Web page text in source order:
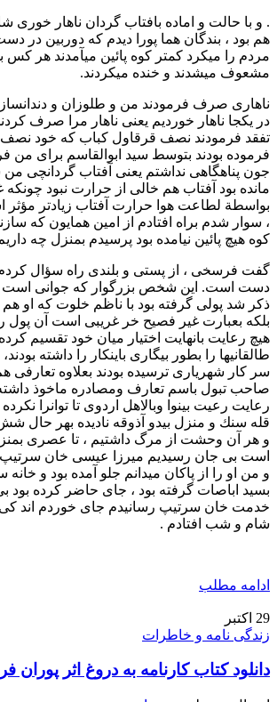
. و با حالت و اماده بافتاب گردان ناهار خوری
هم بود ، بندگان هما پورا دیدم که دوربین در
مردم را میکرد کمتر کوه پائین میآمدند هر
مشعوف میشدند و خنده میکردند.
ناهاری صرف فرمودند من و طلوزان و
در یکجا ناهار خوردیم یعنی ناهار مرا صرف
تفقد فرمودند نصف قرقاول کباب که خود نصف
فرموده بودند بتوسط سید ابوالقاسم برای من
جون پناهگاهی نداشتم یعنی آفتاب گردانچی
مانده بود آفتاب هم خالی از حرارت نبود چونکه
بواسطة لطاعت هوا حرارت آفتاب زیادتر مؤثر
، سوار شدم براه افتادم از امین همایون که
کوه هیچ پائین نیامده بود پرسیدم بمنزل چه
گفت فرسخی ، از پستی و بلندی راه سؤال
دست است. این شخص بزرگوار که جوانی است
ذکر شد پولی گرفته بود با ناظم خلوت که او
بلکه بعبارت غیر فصیح خر غریبی است آن پول
هیچ رعایت بانهایت اختیار میان خود تقسیم
طالقانیها را بطور بیگاری باینکار را داشته
سر کار شهریاری ترسیده بودند بعلاوه تعارفی
صاحب تبول باسم تعارف ومصادره ماخوذ داشته
رعایت رعیت بینوا وبالاهل اردوی تا توانرا نکرده
قله سنك و منزل بیدو آذوقه نادیده بهر حال
و هر آن وحشت از مرگ داشتیم ، تا عصری
است بی جان رسیدیم میرزا عیسی خان
و من او را از پاکان میدانم جلو آمده بود و
بسید اباصات گرفته بود ، جای حاضر کرده بود بی
خدمت خان سرتیپ رسانیدم جای خوردم اند
شام و شب افتادم .
ادامه مطلب
29 اکتبر
زندگی نامه و خاطرات
دانلود کتاب کارنامه به دروغ اثر پوران